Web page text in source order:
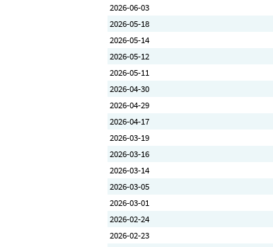
2026-06-03
2026-05-18
2026-05-14
2026-05-12
2026-05-11
2026-04-30
2026-04-29
2026-04-17
2026-03-19
2026-03-16
2026-03-14
2026-03-05
2026-03-01
2026-02-24
2026-02-23